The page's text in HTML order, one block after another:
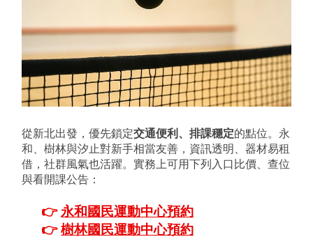
從新北出發，優先鎖定交通便利、排課穩定的點位。永
和、樹林與汐止對新手相當友善，資訊透明、器材易租
借，社群風氣也活躍。實務上可用下列入口比價、查位
與看開課公告：
👉 永和國民運動中心預約
👉 樹林國民運動中心預約